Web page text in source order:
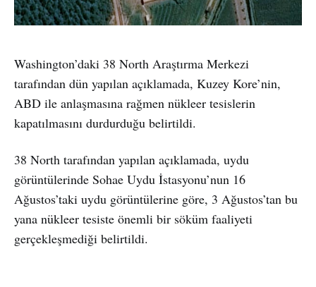
Washington’daki 38 North Araştırma Merkezi
tarafından dün yapılan açıklamada, Kuzey Kore’nin,
ABD ile anlaşmasına rağmen nükleer tesislerin
kapatılmasını durdurduğu belirtildi.
38 North tarafından yapılan açıklamada, uydu
görüntülerinde Sohae Uydu İstasyonu’nun 16
Ağustos’taki uydu görüntülerine göre, 3 Ağustos’tan bu
yana nükleer tesiste önemli bir söküm faaliyeti
gerçekleşmediği belirtildi.